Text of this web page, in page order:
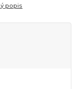
popis